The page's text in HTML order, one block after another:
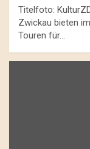
Titelfoto:
Zwickau bieten
Touren für…